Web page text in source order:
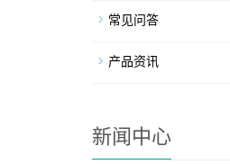
常见问答
产品资讯
新闻中心